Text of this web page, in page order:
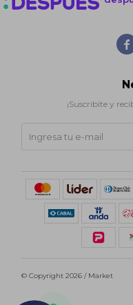

¡Suscribite y
© Copyright 2026 / Market